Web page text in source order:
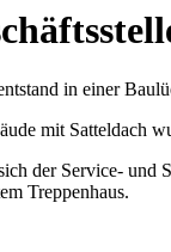
in einer
mit Satteldach
der Service- und
Treppenhaus.